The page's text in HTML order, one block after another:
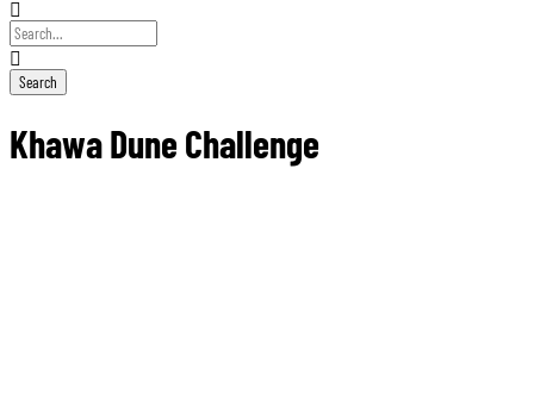
Khawa Dune Challenge